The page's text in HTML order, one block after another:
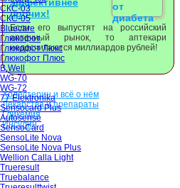
СКС-03
СКС-05
Bluecare
Глюкофот
Глюкофот Люкс
Глюкофот Плюс
B.Well
WG-70
WG-72
77 Elektronika
Sensocard Plus
Autosense
SensoCard
SensoLite Nova
SensoLite Nova Plus
Wellion Calla Light
Trueresult
Truebalance
прочих!
Если его выпустят на российский
аптечный рынок, то аптекари
недосчитаются миллиардов рублей!
Холестерин и всё о нём
Лекарства и препараты
Гликемия
Инсулин